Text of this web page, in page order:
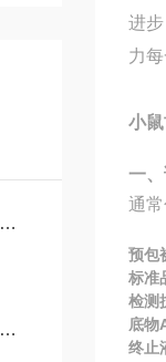
进
力
小
一
通
预包
标准
检测
底物
终止